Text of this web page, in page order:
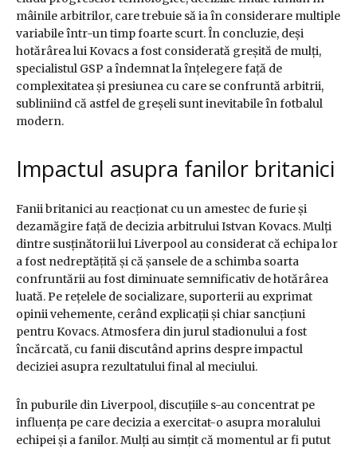
mâinile arbitrilor, care trebuie să ia în considerare multiple
variabile într-un timp foarte scurt. În concluzie, deși
hotărârea lui Kovacs a fost considerată greșită de mulți,
specialistul GSP a îndemnat la înțelegere față de
complexitatea și presiunea cu care se confruntă arbitrii,
subliniind că astfel de greșeli sunt inevitabile în fotbalul
modern.
Impactul asupra fanilor britanici
Fanii britanici au reacționat cu un amestec de furie și
dezamăgire față de decizia arbitrului Istvan Kovacs. Mulți
dintre susținătorii lui Liverpool au considerat că echipa lor
a fost nedreptățită și că șansele de a schimba soarta
confruntării au fost diminuate semnificativ de hotărârea
luată. Pe rețelele de socializare, suporterii au exprimat
opinii vehemente, cerând explicații și chiar sancțiuni
pentru Kovacs. Atmosfera din jurul stadionului a fost
încărcată, cu fanii discutând aprins despre impactul
deciziei asupra rezultatului final al meciului.
În puburile din Liverpool, discuțiile s-au concentrat pe
influența pe care decizia a exercitat-o asupra moralului
echipei și a fanilor. Mulți au simțit că momentul ar fi putut